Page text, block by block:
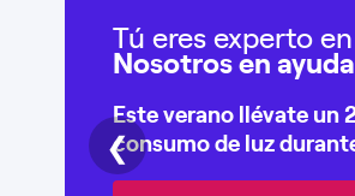
Tú eres experto
Nosotros en
Este verano llévate un
consumo deluz
❮